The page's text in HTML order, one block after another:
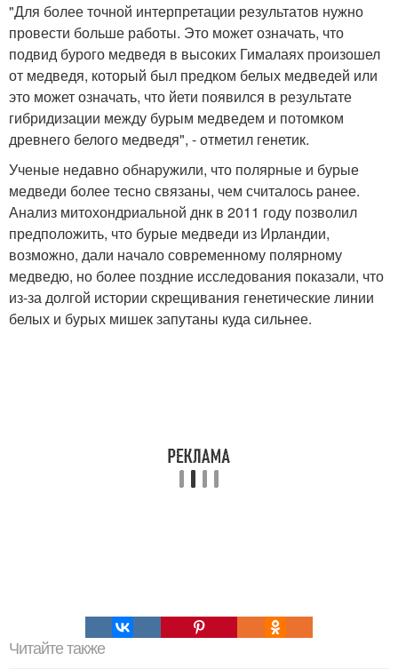
"Для более точной интерпретации результатов нужно
провести больше работы. Это может означать, что
подвид бурого медведя в высоких Гималаях произошел
от медведя, который был предком белых медведей или
это может означать, что йети появился в результате
гибридизации между бурым медведем и потомком
древнего белого медведя", - отметил генетик.
Ученые недавно обнаружили, что полярные и бурые
медведи более тесно связаны, чем считалось ранее.
Анализ митохондриальной днк в 2011 году позволил
предположить, что бурые медведи из Ирландии,
возможно, дали начало современному полярному
медведю, но более поздние исследования показали, что
из-за долгой истории скрещивания генетические линии
белых и бурых мишек запутаны куда сильнее.
Читайте также